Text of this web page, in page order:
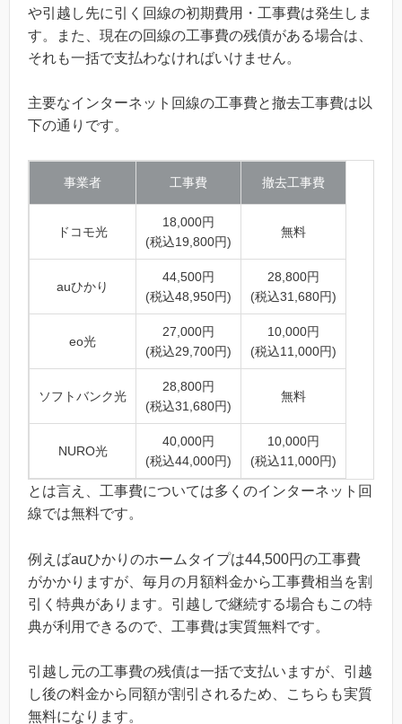
や引越し先に引く回線の初期費用・工事費は発生しま
す。また、現在の回線の工事費の残債がある場合は、
それも一括で支払わなければいけません。
主要なインターネット回線の工事費と撤去工事費は以
下の通りです。
事業者 工事費 撤去工事費
ドコモ光
18,000円
(税込19,800円)
無料
auひかり
44,500円
(税込48,950円)
28,800円
(税込31,680円)
eo光
27,000円
(税込29,700円)
10,000円
(税込11,000円)
ソフトバンク光
28,800円
(税込31,680円)
無料
NURO光
40,000円
(税込44,000円)
10,000円
(税込11,000円)
とは言え、工事費については多くのインターネット回
線では無料です。
例えばauひかりのホームタイプは44,500円の工事費
がかかりますが、毎月の月額料金から工事費相当を割
引く特典があります。引越しで継続する場合もこの特
典が利用できるので、工事費は実質無料です。
引越し元の工事費の残債は一括で支払いますが、引越
し後の料金から同額が割引されるため、こちらも実質
無料になります。